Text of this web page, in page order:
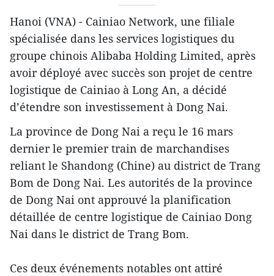
Hanoi (VNA) - Cainiao Network, une filiale
spécialisée dans les services logistiques du
groupe chinois Alibaba Holding Limited, après
avoir déployé avec succès son projet de centre
logistique de Cainiao à Long An, a décidé
d’étendre son investissement à Dong Nai.
La province de Dong Nai a reçu le 16 mars
dernier le premier train de marchandises
reliant le Shandong (Chine) au district de Trang
Bom de Dong Nai. Les autorités de la province
de Dong Nai ont approuvé la planification
détaillée de centre logistique de Cainiao Dong
Nai dans le district de Trang Bom.
Ces deux événements notables ont attiré